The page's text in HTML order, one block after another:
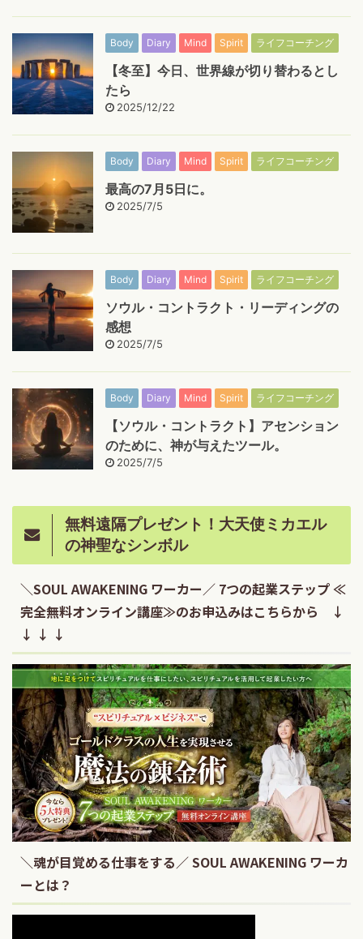
Body Diary Mind Spirit ライフコーチング
【冬至】今日、世界線が切り替わるとし
たら
2025/12/22
Body Diary Mind Spirit ライフコーチング
最高の7月5日に。
2025/7/5
Body Diary Mind Spirit ライフコーチング
ソウル・コントラクト・リーディングの
感想
2025/7/5
Body Diary Mind Spirit ライフコーチング
【ソウル・コントラクト】アセンション
のために、神が与えたツール。
2025/7/5
無料遠隔プレゼント！大天使ミカエル
の神聖なシンボル
＼SOUL AWAKENING ワーカー／ 7つの起業ステップ ≪
完全無料オンライン講座≫のお申込みはこちらから ↓
↓ ↓ ↓
＼魂が目覚める仕事をする／ SOUL AWAKENING ワーカ
ーとは？